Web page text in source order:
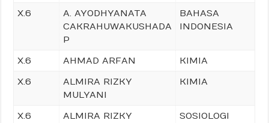
X.6
A. AYODHYANATA
CAKRAHUWAKUSHADA
P
BAHASA
INDONESIA
X.6 AHMAD ARFAN
KIMIA
X.6
ALMIRA RIZKY
MULYANI
KIMIA
X.6
ALMIRA RIZKY
SOSIOLOGI